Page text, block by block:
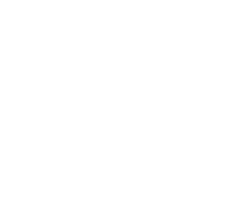
防臭対策や、排泄物があった際の清
複数の色を混生させ、葉の向きやツ